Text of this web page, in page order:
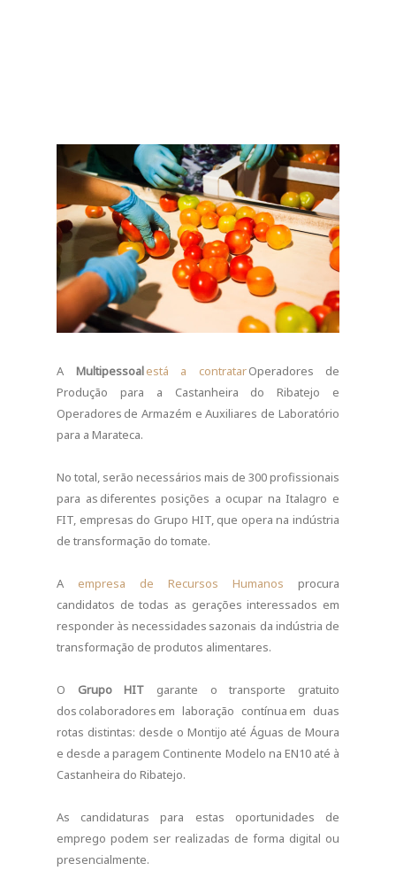
A Multipessoalestá a contratarOperadores de
Produção para a Castanheira do Ribatejo e
Operadores de Armazém e Auxiliares de Laboratório
para a Marateca.
No total, serão necessários mais de 300 profissionais
para as diferentes posições a ocupar na Italagro e
FIT, empresas do Grupo HIT, que opera na indústria
de transformação do tomate.​
A empresa de Recursos Humanos procura
candidatos de todas as gerações interessados em
responder às necessidades sazonais da indústria de
transformação de produtos alimentares.
O Grupo HIT garante o transporte gratuito
dos colaboradores em laboração contínua em duas
rotas distintas: desde o Montijo até Águas de Moura
e desde a paragem Continente Modelo na EN10 até à
Castanheira do Ribatejo.
As candidaturas para estas oportunidades de
emprego podem ser realizadas de forma digital ou
presencialmente.